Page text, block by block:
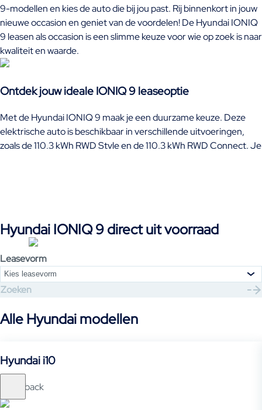
9-modellen en kies de auto die bij jou past. Rij binnenkort in jouw
nieuwe occasion en geniet van de voordelen! De Hyundai IONIQ
9 leasen als occasion is een slimme keuze voor wie op zoek is naar
kwaliteit en waarde.
Ontdek jouw ideale IONIQ 9 leaseoptie
Met de Hyundai IONIQ 9 maak je een duurzame keuze. Deze
elektrische auto is beschikbaar in verschillende uitvoeringen,
zoals de 110,3 kWh RWD Style en de 110,3 kWh RWD Connect. Je
duurzame en comfortabele rijervaring.
Hyundai IONIQ 9 direct uit voorraad
Leasevorm
Kies leasevorm
Zoeken
Alle Hyundai modellen
Hyundai i10
Hatchback